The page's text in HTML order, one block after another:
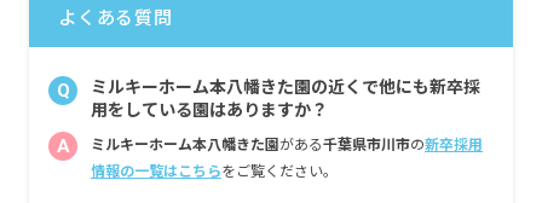
■その他
・交通費（上限30,000円）
よくある質問
Q
ミルキーホーム本八幡きた園の近くで他にも新卒採
用をしている園はありますか？
A ミルキーホーム本八幡きた園がある千葉県市川市の新卒採用
情報の一覧はこちらをご覧ください。